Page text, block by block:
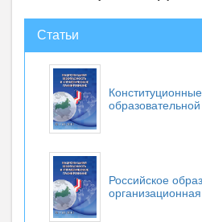
Статьи
образовательной
Российское
организационная